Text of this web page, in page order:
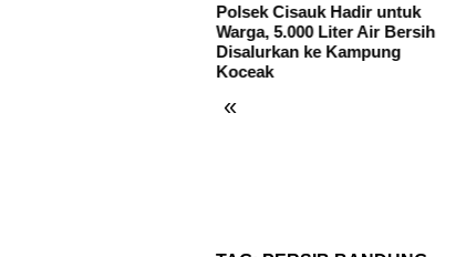
«
Polsek Cisauk Hadir untuk
Warga, 5.000 Liter Air Bersih
Disalurkan ke Kampung
Koceak